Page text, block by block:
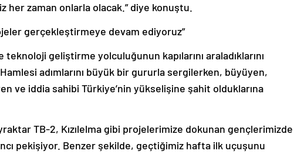
zaman onlarla olacak.” diye konuştu.
gerçekleştirmeye devam ediyoruz”
geliştirme yolculuğunun kapılarını araladıklarını
adımlarını büyük bir gururla sergilerken, büyüyen,
ve iddia sahibi Türkiye’nin yükselişine şahit olduklarına
TB-2, Kızılelma gibi projelerimize dokunan gençlerimizde
pekişiyor. Benzer şekilde, geçtiğimiz hafta ilk uçuşunu